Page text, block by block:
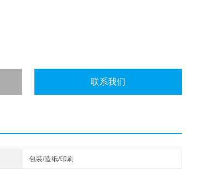
联系我们
包装/造纸/印刷